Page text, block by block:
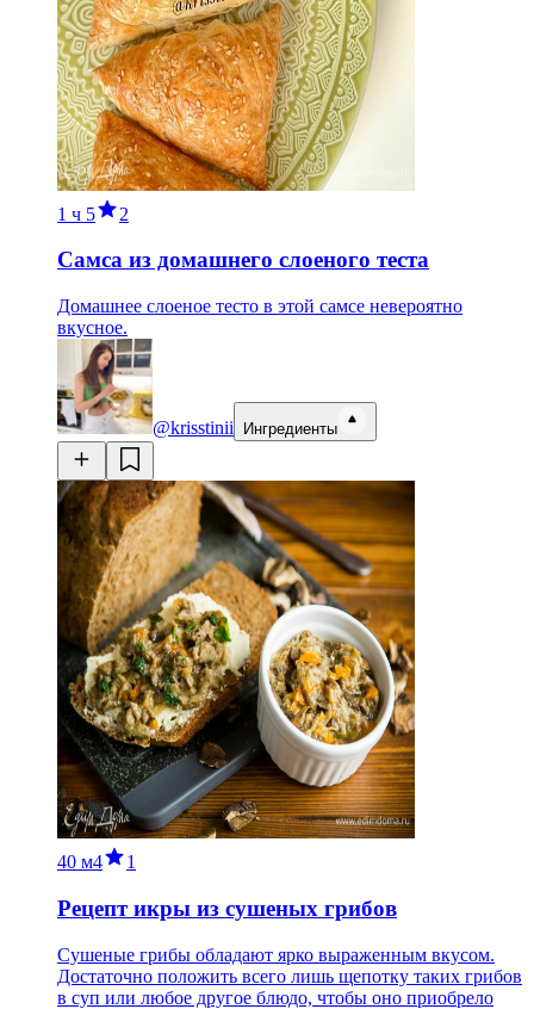
1 ч 5 2
Самса из домашнего слоеного теста
Домашнее слоеное тесто в этой самсе невероятно
вкусное.
@krisstinii Ингредиенты
40 м4 1
Рецепт икры из сушеных грибов
Сушеные грибы обладают ярко выраженным вкусом.
Достаточно положить всего лишь щепотку таких грибов
в суп или любое другое блюдо, чтобы оно приобрело